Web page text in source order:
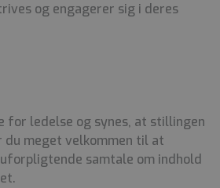
og engagerer sig i deres
for ledelse og synes, at stillingen
meget velkommen til at
samtale om indhold